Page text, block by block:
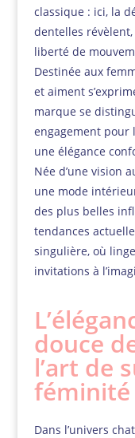
classique : ici, la
dentelles
liberté de
Destinée aux
et aiment
marque se
engagement pour
une élégance
Née d’une vision
une mode
des plus belles
tendances
singulière, où
invitations à
douce
l’art de
Dans l’univers